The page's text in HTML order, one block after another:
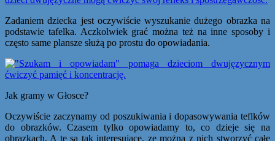
Zadaniem dziecka jest oczywiście wyszukanie dużego obrazka na
podstawie tafelka. Aczkolwiek grać można też na inne sposoby i
często same plansze służą po prostu do opowiadania.
Jak gramy w Głosce?
Oczywiście zaczynamy od poszukiwania i dopasowywania teflków
do obrazków. Czasem tylko opowiadamy to, co dzieje się na
obrazkach. A te są tak interesujące, ze można z nich stworzyć całe